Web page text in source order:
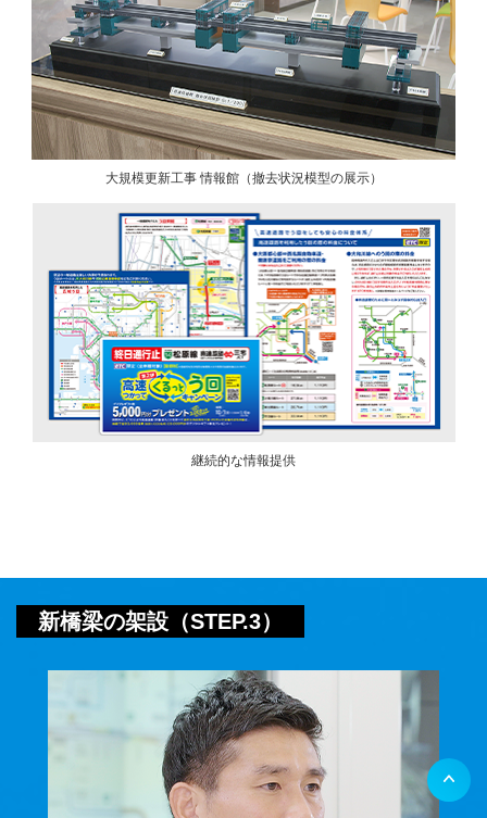
大規模更新工事 情報館（撤去状況模型の展示）
継続的な情報提供
新橋梁の架設（STEP.3）